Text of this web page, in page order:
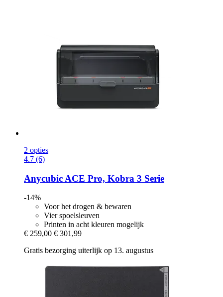
2 opties
4.7 (6)
Anycubic ACE Pro, Kobra 3 Serie
-14%
Voor het drogen & bewaren
Vier spoelsleuven
Printen in acht kleuren mogelijk
€ 259,00 € 301,99
Gratis bezorging uiterlijk op 13. augustus